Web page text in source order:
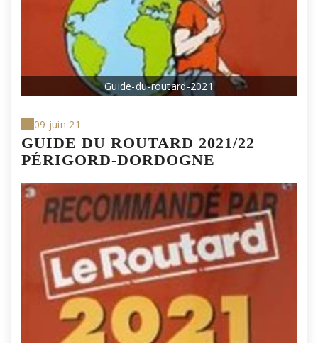
Guide-du-routard-2021
09 juin 21
GUIDE DU ROUTARD 2021/22
PÉRIGORD-DORDOGNE